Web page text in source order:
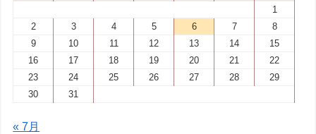
1
2
3 4 5 6 7
8
9
10 11 12 13 14
15
16
17 18 19 20 21
22
23
24 25 26 27 28
29
30
31
« 7月